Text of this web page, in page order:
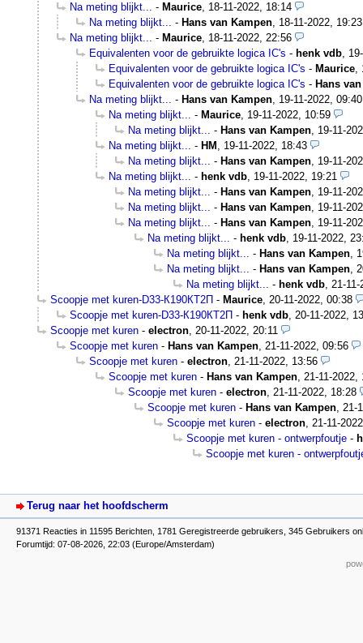
Na meting blijkt... - Maurice, 18-11-2022, 18:14
Na meting blijkt... - Hans van Kampen, 18-11-2022, 19:23
Na meting blijkt... - Maurice, 18-11-2022, 22:56
Equivalenten voor de gebruikte logica IC's - henk vdb,
Equivalenten voor de gebruikte logica IC's - Maurice,
Equivalenten voor de gebruikte logica IC's - Hans
Na meting blijkt... - Hans van Kampen, 19-11-2022, 09:40
Na meting blijkt... - Maurice, 19-11-2022, 10:59
Na meting blijkt... - Hans van Kampen, 19-11-
Na meting blijkt... - HM , 19-11-2022, 18:43
Na meting blijkt... - Hans van Kampen, 19-11-
Na meting blijkt... - henk vdb, 19-11-2022, 19:21
Na meting blijkt... - Hans van Kampen, 19-11-
Na meting blijkt... - Hans van Kampen, 19-11-
Na meting blijkt... - Hans van Kampen, 19-11-
Na meting blijkt... - henk vdb, 19-11-2022,
Na meting blijkt... - Hans van Kampen,
Na meting blijkt... - Hans van Kampen,
Na meting blijkt... - henk vdb, 21-
Scoopje met kuren-D33-К190КТ2П - Maurice, 20-11-2022, 00:38
Scoopje met kuren-D33-К190КТ2П - henk vdb, 20-11-2022,
Scoopje met kuren - electron, 20-11-2022, 20:11
Scoopje met kuren - Hans van Kampen, 21-11-2022, 09:56
Scoopje met kuren - electron, 21-11-2022, 13:56
Scoopje met kuren - Hans van Kampen, 21-11-2022,
Scoopje met kuren - electron, 21-11-2022, 18:28
Scoopje met kuren - Hans van Kampen, 21-
Scoopje met kuren - electron, 21-11-
Scoopje met kuren - ontwerpfoutje -
Scoopje met kuren -
Terug naar het hoofdscherm
91371 Reacties in 11595 Berichten, 1781 Geregistreerde gebruikers, 345 Gebruikers
Forumtijd: 07-08-2026, 22:03 (Europe/Amsterdam)